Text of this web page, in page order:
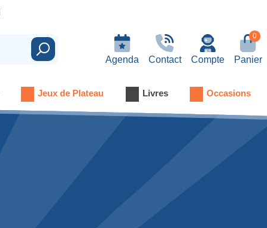
Agenda Contact
Rechercher Compte
0
Panier
Jeux de Plateau Livres Occasions